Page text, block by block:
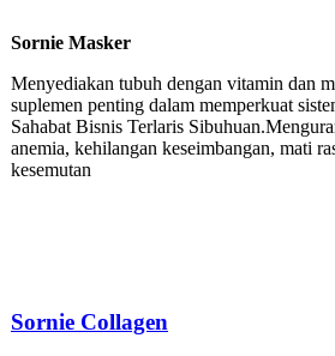
Sornie Masker
Menyediakan tubuh dengan vitamin dan
suplemen penting dalam memperkuat
Sahabat Bisnis Terlaris
anemia, kehilangan keseimbangan, mati
kesemutan
Sornie Collagen